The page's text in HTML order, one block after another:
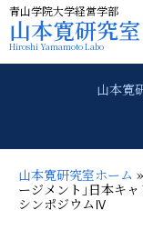
青山学院大学経営学部
山本寛研究室
Hiroshi Yamamoto Labo
山本寛研究室ホーム »
ージメント｣日本キ
シンポジウムⅣ